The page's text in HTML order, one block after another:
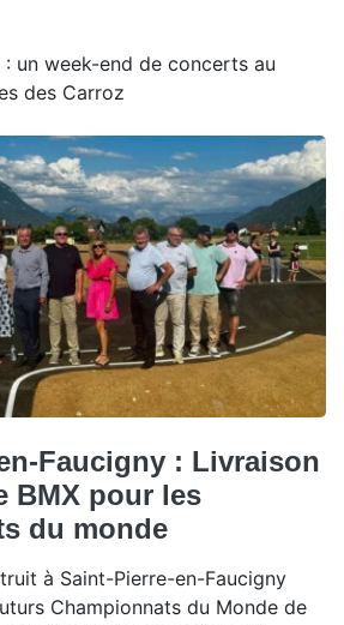
un week-end de concerts au
des Carroz
Faucigny : Livraison
BMX pour les
du monde
à Saint-Pierre-en-Faucigny
Championnats du Monde de